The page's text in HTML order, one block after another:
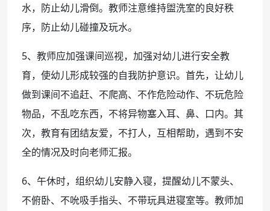
水，防止幼儿滑倒。教师注意维持盥洗室的良好秩
序，防止幼儿碰撞及玩水。
5、教师应加强课间巡视，加强对幼儿进行安全教
育，使幼儿形成较强的自我防护意识。首先，让幼儿
做到课间不追赶、不爬高、不作危险动作、不玩危险
物品，不乱吃东西，不将异物塞入耳、鼻、口内。其
次，教育有团结友爱，不打人，互相帮助，遇到不安
全的情况及时向老师汇报。
6、午休时，组织幼儿安静入寝，提醒幼儿不蒙头、
不俯卧、不吮吸手指头、不带玩具进寝室等。教师加